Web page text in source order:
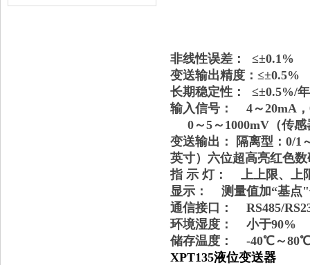
非线性误差： ≤±0.1%
变送输出精度：≤±0.5%
长期稳定性： ≤±0.5%/年
输入信号： 4～20mA，
0～5～1000mV（传感
变送输出： 隔离型：0/1
英寸）六位超高亮红色数
指 示 灯： 上上限、上
显示： 测量值加“基点"
通信接口： RS485/
环境湿度： 小于90%
储存温度： -40℃～
XPT135液位变送器